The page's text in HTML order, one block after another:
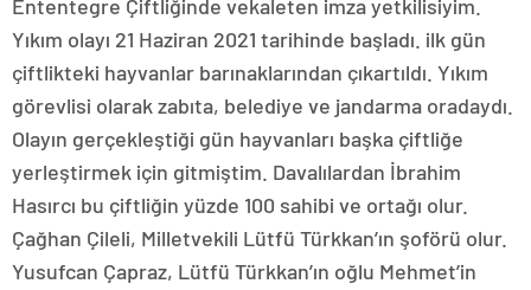
Ententegre Çiftliğinde vekaleten imza yetkilisiyim.
Yıkım olayı 21 Haziran 2021 tarihinde başladı. ilk gün
çiftlikteki hayvanlar barınaklarından çıkartıldı. Yıkım
görevlisi olarak zabıta, belediye ve jandarma oradaydı.
Olayın gerçekleştiği gün hayvanları başka çiftliğe
yerleştirmek için gitmiştim. Davalılardan İbrahim
Hasırcı bu çiftliğin yüzde 100 sahibi ve ortağı olur.
Çağhan Çileli, Milletvekili Lütfü Türkkan’ın şoförü olur.
Yusufcan Çapraz, Lütfü Türkkan’ın oğlu Mehmet’in